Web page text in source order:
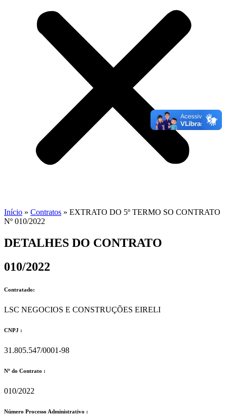
Início » Contratos » EXTRATO DO 5º TERMO SO CONTRATO
Nº 010/2022
DETALHES DO CONTRATO​
010/2022
Contratado:
LSC NEGOCIOS E CONSTRUÇÕES EIRELI
CNPJ :
31.805.547/0001-98
Nº do Contrato :
010/2022
Número Processo Administrativo :